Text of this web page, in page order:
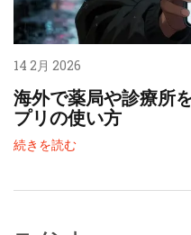
14 2月 2026
海外で薬局や診療所
プリの使い方
続きを読む